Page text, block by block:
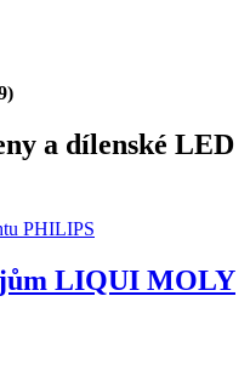
a dílenské LED
PHILIPS
LIQUI MOLY